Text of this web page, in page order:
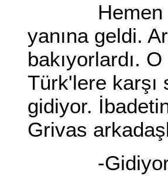
Hemen
yanına geldi.
bakıyorlardı.
Türk'lere karşı
gidiyor.
Grivas
-